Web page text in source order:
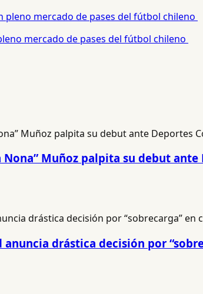
mercado de pases del fútbol chileno
Muñoz palpita su debut
drástica decisión por